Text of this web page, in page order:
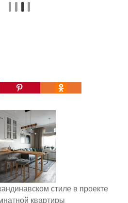
стиле в проекте
квартиры